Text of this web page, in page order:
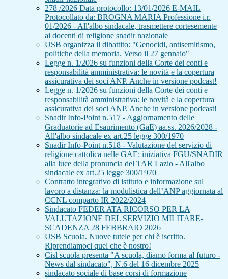
278 /2026 Data protocollo: 13/01/2026 E-MAIL
Protocollato da: BROGNA MARIA Professione i.r.
01/2026 - All'albo sindacale, trasmettere cortesemente
ai docenti di religione snadir nazionale
USB organizza il dibattito: "Genocidi, antisemitismo,
politiche della memoria. Verso il 27 gennaio"
Legge n. 1/2026 su funzioni della Corte dei conti e
responsabilità amministrativa: le novità e la copertura
assicurativa dei soci ANP. Anche in versione podcast!
Legge n. 1/2026 su funzioni della Corte dei conti e
responsabilità amministrativa: le novità e la copertura
assicurativa dei soci ANP. Anche in versione podcast!
Snadir Info-Point n.517 - Aggiornamento delle
Graduatorie ad Esaurimento (GaE) aa.ss. 2026/2028 -
All'albo sindacale ex art.25 legge 300/1970
Snadir Info-Point n.518 - Valutazione del servizio di
religione cattolica nelle GAE: iniziativa FGU/SNADIR
alla luce della pronuncia del TAR Lazio - All'albo
sindacale ex art.25 legge 300/1970
Contratto integrativo di istituto e informazione sul
lavoro a distanza: la modulistica dell’ANP aggiornata al
CCNL comparto IR 2022/2024
Sindacato FEDER ATA RICORSO PER LA
VALUTAZIONE DEL SERVIZIO MILITARE-
SCADENZA 28 FEBBRAIO 2026
USB Scuola. Nuove tutele per chi è iscritto.
Riprendiamoci quel che è nostro!
Cisl scuola presenta "A scuola, diamo forma al futuro -
News dal sindacato", N.6 del 16 dicembre 2025
sindacato sociale di base corsi di formazione